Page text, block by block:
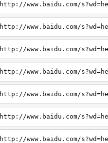
http://www.baidu.com/
http://www.baidu.com/
http://www.baidu.com/
http://www.baidu.com/
http://www.baidu.com/
http://www.baidu.com/
http://www.baidu.com/